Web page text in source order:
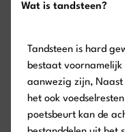
Wat is tandsteen?
Tandsteen is hard
bestaat
aanwezig zijn,
het ook
poetsbeurt kan de